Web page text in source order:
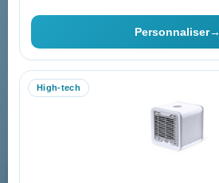
Personnaliser→
High-tech
Contact & devis
06 09 53 17 41
WhatsApp
equipe@promenoch-goodies.com